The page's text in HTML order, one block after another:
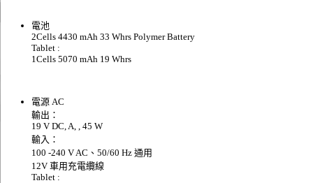
電池
2Cells 4430 mAh 33 Whrs Polymer Battery
Tablet :
1Cells 5070 mAh 19 Whrs
電源 AC
輸出：
19 V DC, A, , 45 W
輸入：
100 -240 V AC、50/60 Hz 通用
12V 車用充電纜線
Tablet :